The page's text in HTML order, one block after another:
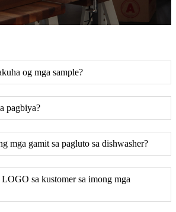
og mga sample?
pagbiya?
mga gamit sa pagluto sa dishwasher?
sa kustomer sa imong mga